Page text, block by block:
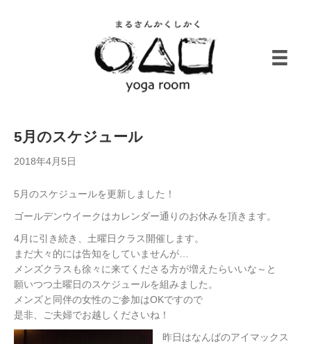
5月のスケジュール
2018年4月5日
5月のスケジュールを更新しました！
ゴールデンウイークはカレンダー通りのお休みを頂きます。
4月に引き続き、土曜日クラス開催します。
まだ大々的には告知をしていませんが…
メンズクラスも徐々に来てくださる方が増えたらいいな～と
願いつつ土曜日のスケジュールを組みました。
メンズと同伴の女性のご参加はOKですので
是非、ご夫婦でお越しくださいね！
昨日はなんばのアイマックス